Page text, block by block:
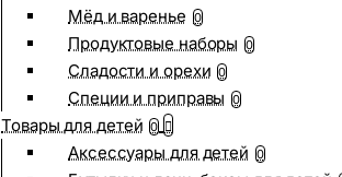
Мёд и варенье 0
Продуктовые наборы 0
Сладости и орехи 0
Специи и приправы 0
Товары для детей 0
Аксессуары для детей 0